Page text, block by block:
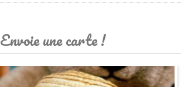
Envoie une carte !